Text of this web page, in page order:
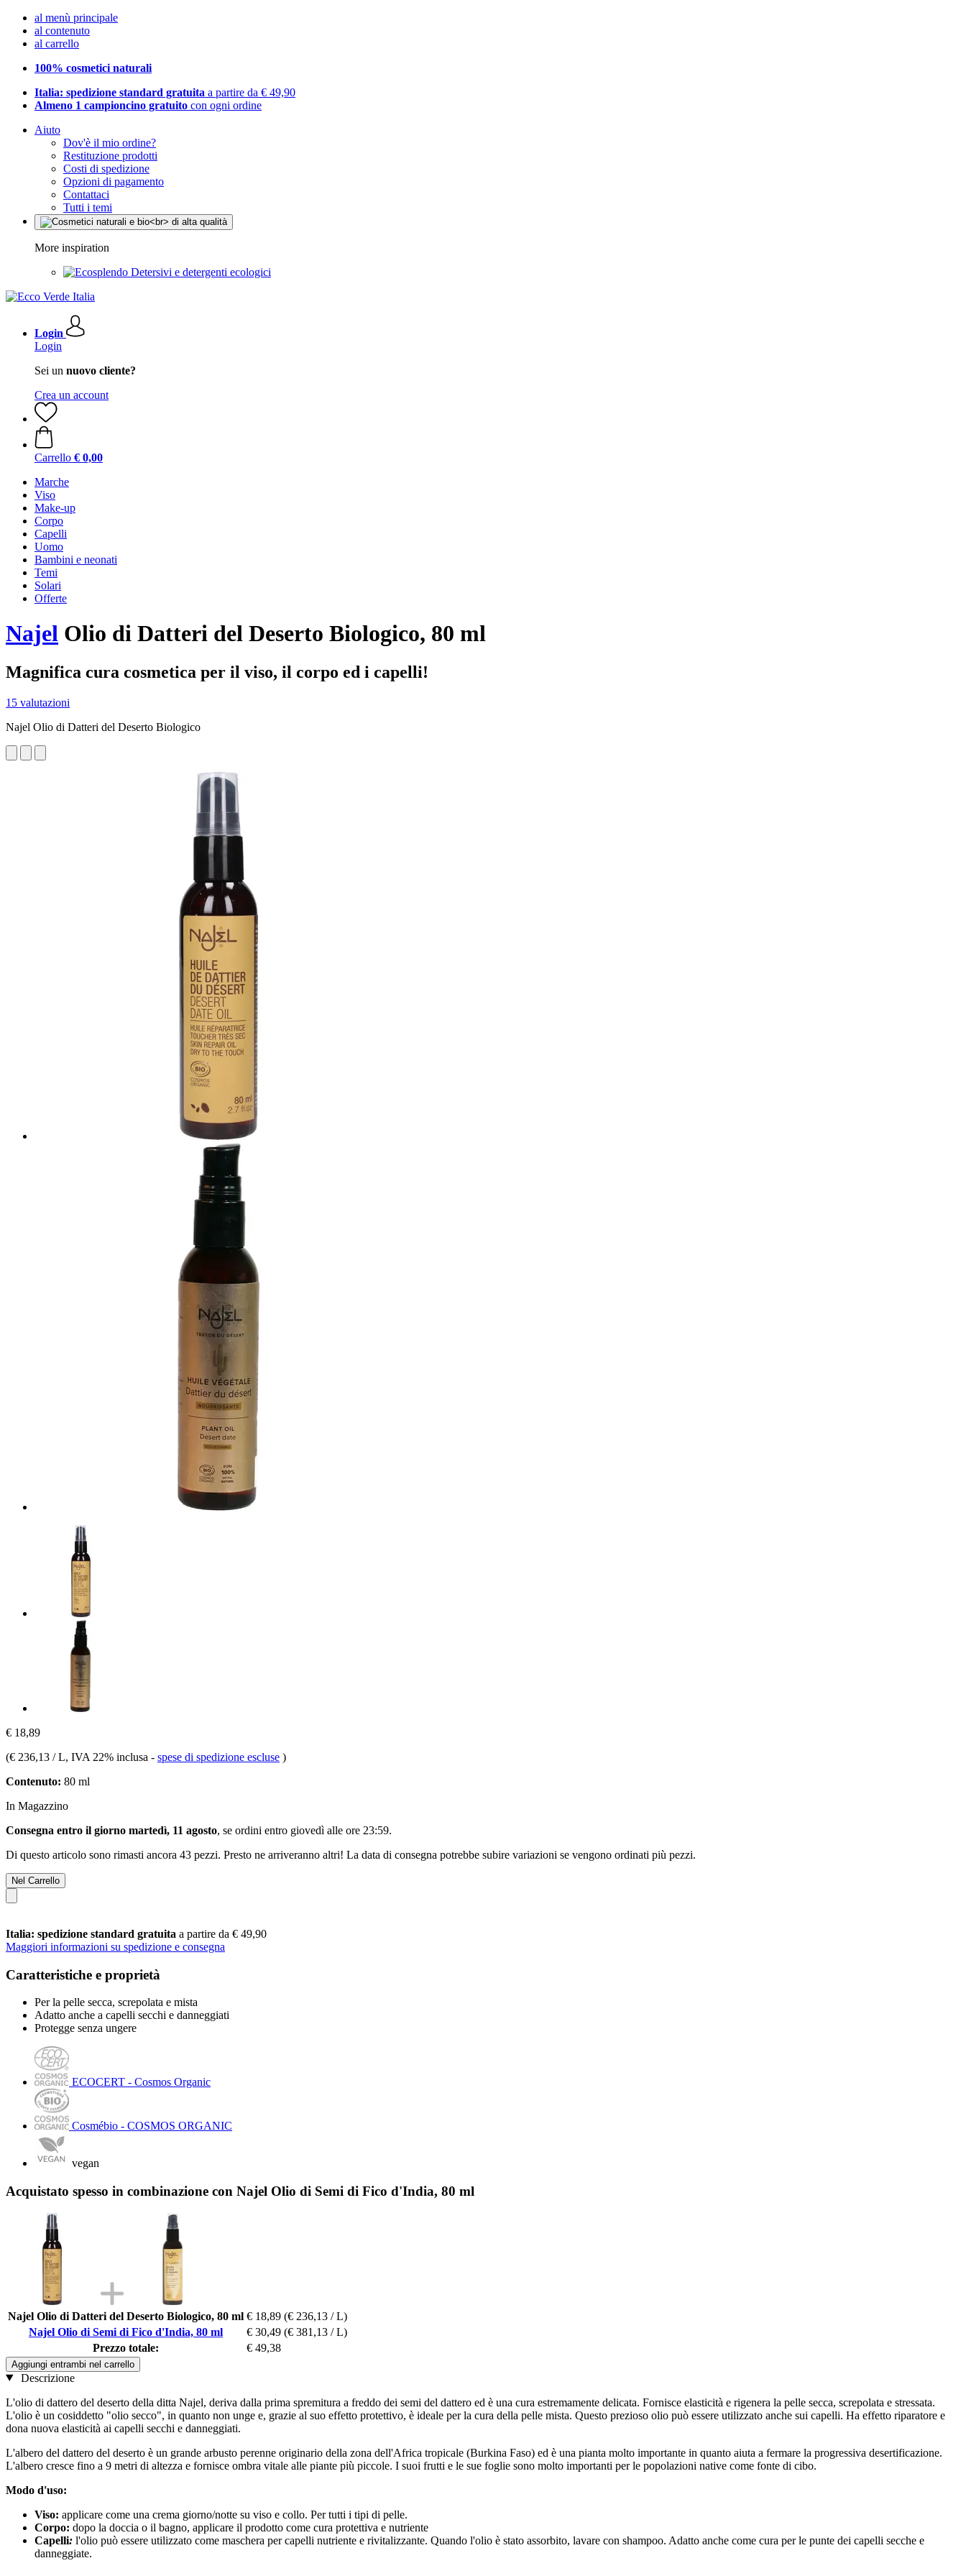
al menù principale
al contenuto
al carrello
100% cosmetici naturali
Italia: spedizione standard gratuita a partire da € 49,90
Almeno 1 campioncino gratuito con ogni ordine
Aiuto
Dov'è il mio ordine?
Restituzione prodotti
Costi di spedizione
Opzioni di pagamento
Contattaci
Tutti i temi
More inspiration
Detersivi e detergenti ecologici
Login
Login
Sei un nuovo cliente?
Crea un account
Carrello € 0,00
Marche
Viso
Make-up
Corpo
Capelli
Uomo
Bambini e neonati
Temi
Solari
Offerte
Najel Olio di Datteri del Deserto Biologico, 80 ml
Magnifica cura cosmetica per il viso, il corpo ed i capelli!
15 valutazioni
Najel Olio di Datteri del Deserto Biologico
€ 18,89
(€ 236,13 / L, IVA 22% inclusa - spese di spedizione escluse )
Contenuto: 80 ml
In Magazzino
Consegna entro il giorno martedì, 11 agosto, se ordini entro giovedì alle ore 23:59.
Di questo articolo sono rimasti ancora 43 pezzi. Presto ne arriveranno altri! La data di consegna potrebbe subire variazioni se vengono ordinati più pezzi.
Nel Carrello
Italia: spedizione standard gratuita a partire da € 49,90
Maggiori informazioni su spedizione e consegna
Caratteristiche e proprietà
Per la pelle secca, screpolata e mista
Adatto anche a capelli secchi e danneggiati
Protegge senza ungere
ECOCERT - Cosmos Organic
Cosmébio - COSMOS ORGANIC
vegan
Acquistato spesso in combinazione con Najel Olio di Semi di Fico d'India, 80 ml
Najel Olio di Datteri del Deserto Biologico, 80 ml € 18,89 (€ 236,13 / L)
Najel Olio di Semi di Fico d'India, 80 ml
€ 30,49 (€ 381,13 / L)
Prezzo totale:
€ 49,38
Aggiungi entrambi nel carrello
Descrizione
L'olio di dattero del deserto della ditta Najel, deriva dalla prima spremitura a freddo dei semi del dattero ed è una cura estremamente delicata. Fornisce elasticità e rigenera la pelle secca, screpolata e stressata.
L'olio è un cosiddetto "olio secco", in quanto non unge e, grazie al suo effetto protettivo, è ideale per la cura della pelle mista. Questo prezioso olio può essere utilizzato anche sui capelli. Ha effetto riparatore e
dona nuova elasticità ai capelli secchi e danneggiati.
L'albero del dattero del deserto è un grande arbusto perenne originario della zona dell'Africa tropicale (Burkina Faso) ed è una pianta molto importante in quanto aiuta a fermare la progressiva desertificazione.
L'albero cresce fino a 9 metri di altezza e fornisce ombra vitale alle piante più piccole. I suoi frutti e le sue foglie sono molto importanti per le popolazioni native come fonte di cibo.
Modo d'uso:
Viso: applicare come una crema giorno/notte su viso e collo. Per tutti i tipi di pelle.
Corpo: dopo la doccia o il bagno, applicare il prodotto come cura protettiva e nutriente
Capelli: l'olio può essere utilizzato come maschera per capelli nutriente e rivitalizzante. Quando l'olio è stato assorbito, lavare con shampoo. Adatto anche come cura per le punte dei capelli secche e
danneggiate.